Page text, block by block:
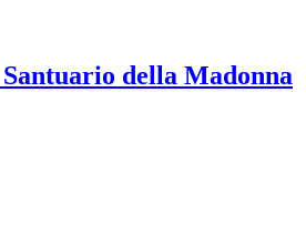
della Madonna